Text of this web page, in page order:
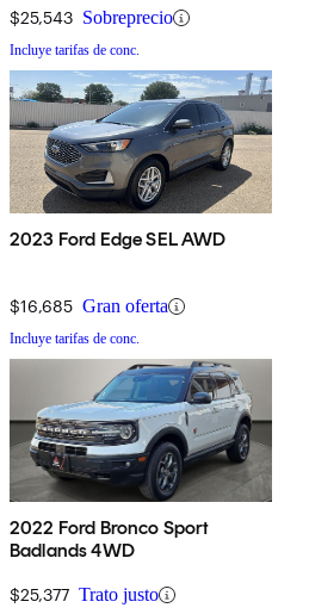
$25,543 Sobreprecio
Incluye tarifas de conc.
2023 Ford Edge SEL AWD
$16,685 Gran oferta
Incluye tarifas de conc.
2022 Ford Bronco Sport
Badlands 4WD
$25,377 Trato justo